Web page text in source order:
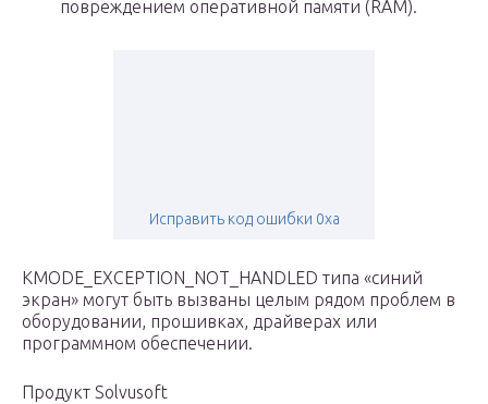
повреждением оперативной памяти (RAM).
Исправить код ошибки 0xa
KMODE_EXCEPTION_NOT_HANDLED типа «синий
экран» могут быть вызваны целым рядом проблем в
оборудовании, прошивках, драйверах или
программном обеспечении.
Продукт Solvusoft